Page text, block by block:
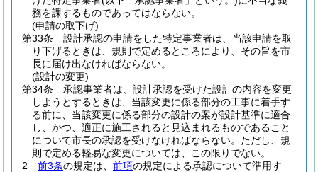
務を課するものであってはならない。
(申請の取下げ)
第33条
設計承認の申請をした特定事業者は、当該申請を取
り下げるときは、規則で定めるところにより、その旨を市
長に届け出なければならない。
(設計の変更)
第34条
承認事業者は、設計承認を受けた設計の内容を変更
しようとするときは、当該変更に係る部分の工事に着手す
る前に、当該変更に係る部分の設計の案が設計基準に適合
し、かつ、適正に施工されると見込まれるものであること
について市長の承認を受けなければならない。 ただし、規
則で定める軽易な変更については、この限りでない。
2
前3条の規定は、 前項の規定による承認について準用す